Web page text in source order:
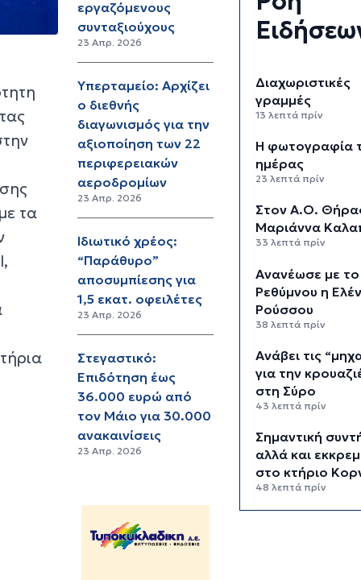
τα
εργαζόμενους
συνταξιούχους
23 Απρ. 2026
Υπερταμείο: Αρχίζει
ο διεθνής
διαγωνισμός για την
αξιοποίηση των 22
περιφερειακών
αεροδρομίων
23 Απρ. 2026
Ιδιωτικό χρέος:
“Παράθυρο”
αποσυμπίεσης για
1,5 εκατ. οφειλέτες
23 Απρ. 2026
Στεγαστικό:
Επιδότηση έως
36.000 ευρώ από
τον Μάιο για 30.000
ανακαινίσεις
23 Απρ. 2026
Διαχωριστικές
γραμμές
13 λεπτά πρίν
Η φωτογραφία
ημέρας
23 λεπτά πρίν
Στον Α.Ο.
Μαριάννα
33 λεπτά πρίν
Ανανέωσε με
Ρεθύμνου η
Ρούσσου
38 λεπτά πρίν
Ανάβει τις
για την
στη Σύρο
43 λεπτά πρίν
Σημαντική
αλλά και
στο κτήριο
48 λεπτά πρίν